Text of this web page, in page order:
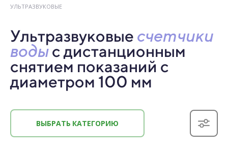
УЛЬТРАЗВУКОВЫЕ
Ультразвуковые счетчики
водыс дистанционным
снятием показаний с
диаметром 100 мм
ВЫБРАТЬ КАТЕГОРИЮ